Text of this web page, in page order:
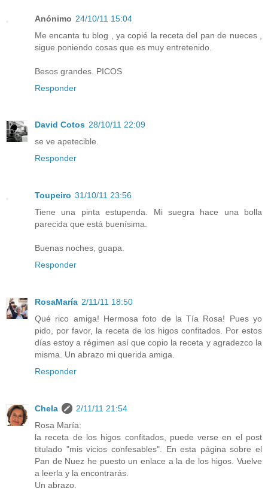
Anónimo 24/10/11 15:04
Me encanta tu blog , ya copié la receta del pan de nueces ,
sigue poniendo cosas que es muy entretenido.
Besos grandes. PICOS
Responder
David Cotos 28/10/11 22:09
se ve apetecible.
Responder
Toupeiro 31/10/11 23:56
Tiene una pinta estupenda. Mi suegra hace una bolla
parecida que está buenísima.
Buenas noches, guapa.
Responder
RosaMaría 2/11/11 18:50
Qué rico amiga! Hermosa foto de la Tía Rosa! Pues yo
pido, por favor, la receta de los higos confitados. Por estos
días estoy a régimen así que copio la receta y agradezco la
misma. Un abrazo mi querida amiga.
Responder
Chela
2/11/11 21:54
Rosa María:
la receta de los higos confitados, puede verse en el post
titulado "mis vicios confesables". En esta página sobre el
Pan de Nuez he puesto un enlace a la de los higos. Vuelve
a leerla y la encontrarás.
Un abrazo.